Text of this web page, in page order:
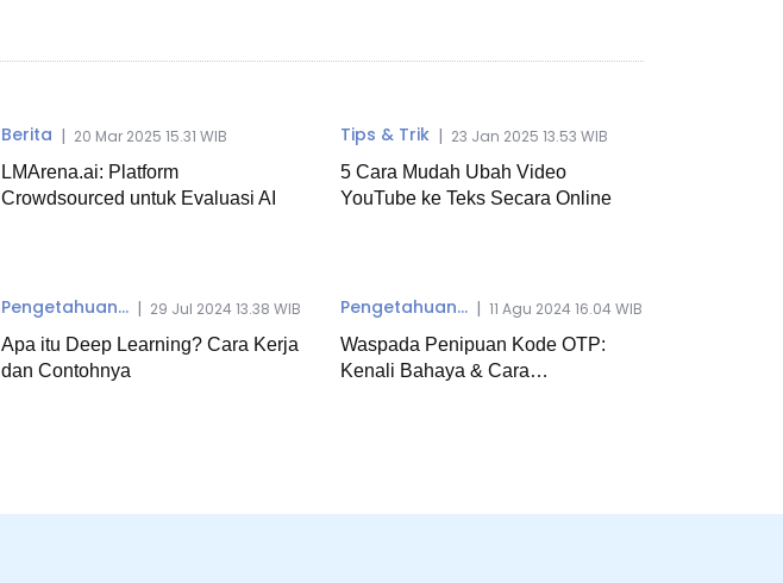
Berita | 20 Mar 2025 15.31 WIB
LMArena.ai: Platform
Crowdsourced untuk Evaluasi AI
Tips & Trik | 23 Jan 2025 13.53 WIB
5 Cara Mudah Ubah Video
YouTube ke Teks Secara Online
Pengetahuan... | 29 Jul 2024 13.38 WIB
Apa itu Deep Learning? Cara Kerja
dan Contohnya
Pengetahuan... | 11 Agu 2024 16.04 WIB
Waspada Penipuan Kode OTP:
Kenali Bahaya & Cara